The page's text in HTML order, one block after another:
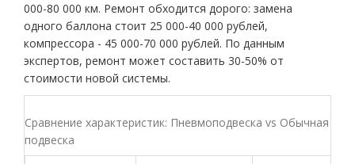
000-80 000 км. Ремонт обходится дорого: замена
одного баллона стоит 25 000-40 000 рублей,
компрессора - 45 000-70 000 рублей. По данным
экспертов, ремонт может составить 30-50% от
стоимости новой системы.
Сравнение характеристик: Пневмоподвеска vs Обычная
подвеска